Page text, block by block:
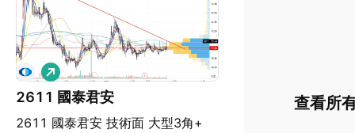
2611 國泰君安
2611 國泰君安 技術面 大型3角+
看
多
查看所